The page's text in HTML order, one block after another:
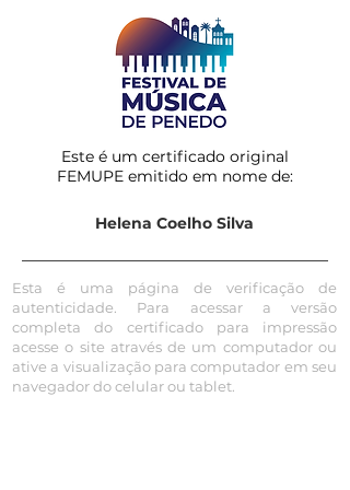
Este é um certificado original
FEMUPE emitido em nome de:
Helena Coelho Silva
Esta é uma página de verificação de
autenticidade. Para acessar a versão
completa do certificado para impressão
acesse o site através de um computador ou
ative a visualização para computador em seu
navegador do celular ou tablet.